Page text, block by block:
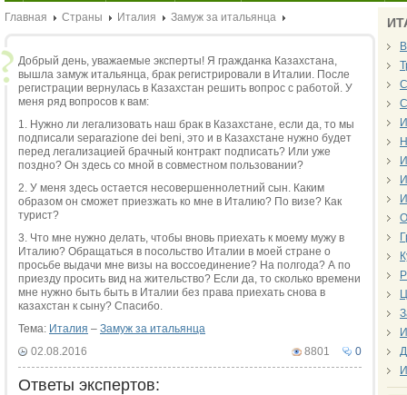
Главная Страны Италия Замуж за итальянца
Добрый день, уважаемые эксперты! Я гражданка Казахстана,
вышла замуж итальянца, брак регистрировали в Италии. После
регистрации вернулась в Казахстан решить вопрос с работой. У
меня ряд вопросов к вам:
1. Нужно ли легализовать наш брак в Казахстане, если да, то мы
подписали separazione dei beni, это и в Казахстане нужно будет
перед легализацией брачный контракт подписать? Или уже
поздно? Он здесь со мной в совместном пользовании?
2. У меня здесь остается несовершеннолетний сын. Каким
образом он сможет приезжать ко мне в Италию? По визе? Как
турист?
3. Что мне нужно делать, чтобы вновь приехать к моему мужу в
Италию? Обращаться в посольство Италии в моей стране о
просьбе выдачи мне визы на воссоединение? На полгода? А по
приезду просить вид на жительство? Если да, то сколько времени
мне нужно быть быть в Италии без права приехать снова в
казахстан к сыну? Спасибо.
Тема: Италия – Замуж за итальянца
0
8801
02.08.2016
Ответы экспертов: